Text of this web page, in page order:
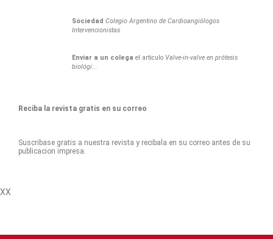
Sociedad Colegio Argentino de Cardioangiólogos
Intervencionistas
Enviar a un colega el articuloValve-in-valve en prótesis
biológi...
Reciba la revista gratis en su correo
Suscribase gratis a nuestra revista y recibala en su correo antes de su
publicacion impresa.
XX